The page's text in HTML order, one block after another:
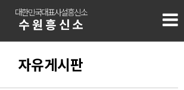
대한민국대표사설흥신소
수원흥신소
자유게시판